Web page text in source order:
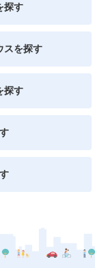
探す
スを探す
探す